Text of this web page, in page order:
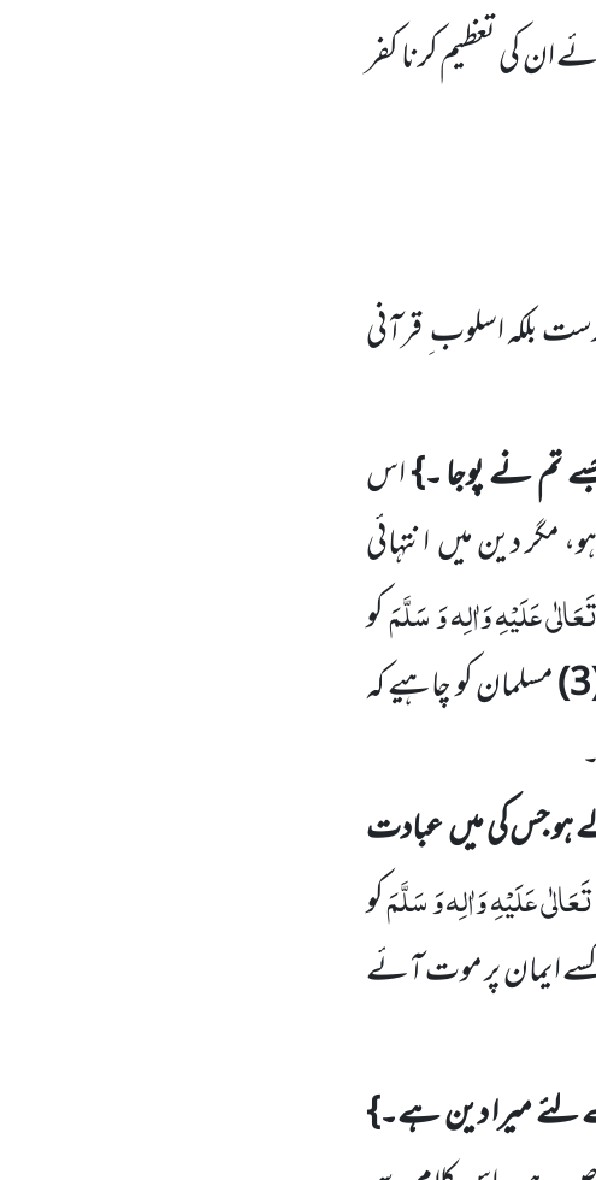
ان کی تعظیم کرنا کفر
بلکہ اسلوب ِ قرآنی
تمنےپوجا۔}اس
مگر دین میںانتہائی
عَلَیْہِ وَاٰلِہ وَ سَلَّمَکو
3
)مسلمان کو چاہیے کہ
جس کی میںعبادت
عَلَیْہِ وَاٰلِہ وَ سَلَّمَکو
ایمان پر موت آئے
لئے میرا دین ہے۔}